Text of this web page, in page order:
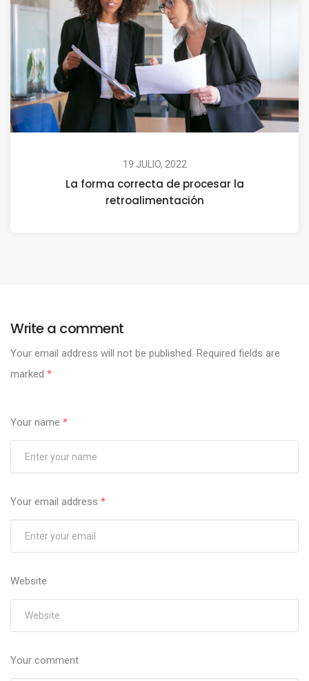
19 JULIO, 2022
La forma correcta de procesar la
retroalimentación
Write a comment
Your email address will not be published. Required fields are
marked *
Your name *
Your email address *
Website
Your comment